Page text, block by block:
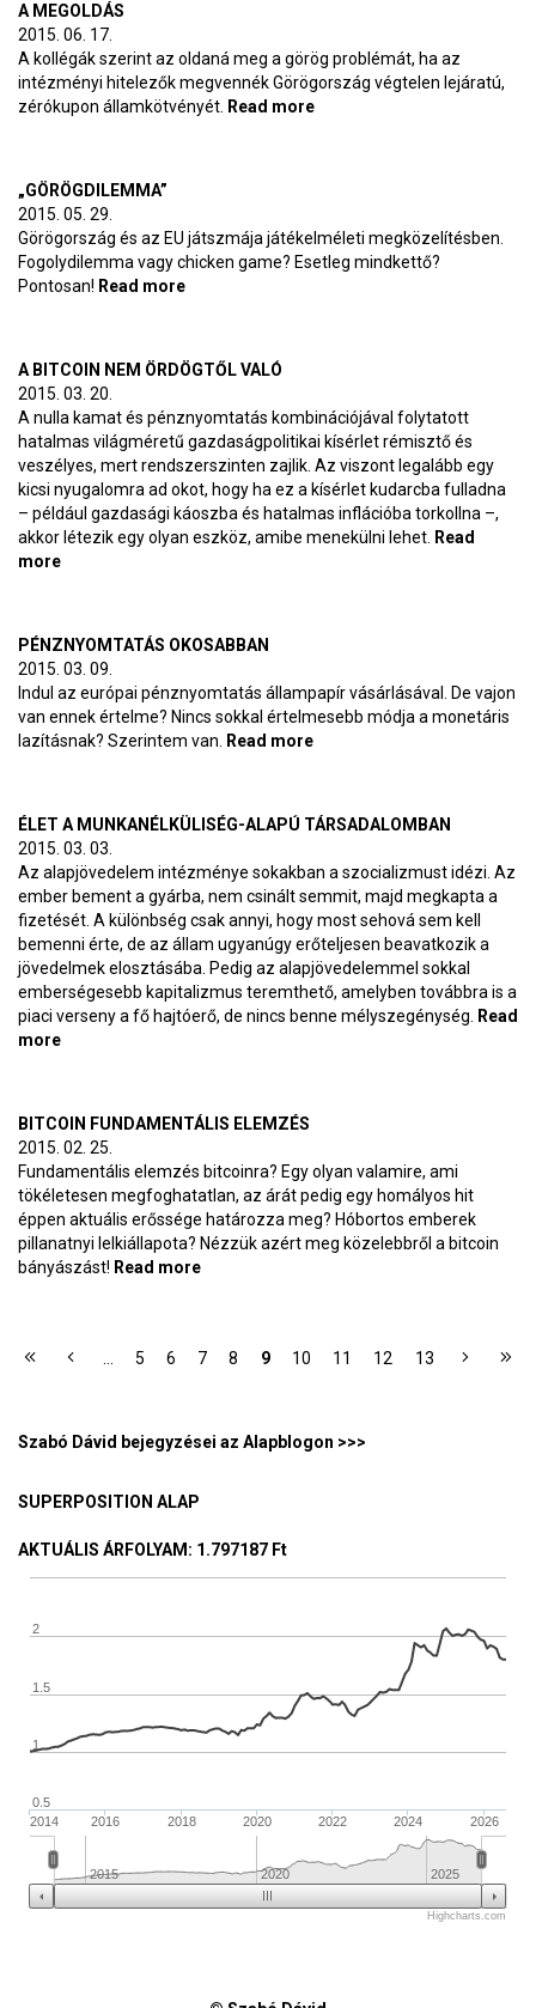
A MEGOLDÁS
2015. 06. 17.
A kollégák szerint az oldaná meg a görög problémát, ha az
intézményi hitelezők megvennék Görögország végtelen lejáratú,
zérókupon államkötvényét. Read more
„GÖRÖGDILEMMA”
2015. 05. 29.
Görögország és az EU játszmája játékelméleti megközelítésben.
Fogolydilemma vagy chicken game? Esetleg mindkettő?
Pontosan! Read more
A BITCOIN NEM ÖRDÖGTŐL VALÓ
2015. 03. 20.
A nulla kamat és pénznyomtatás kombinációjával folytatott
hatalmas világméretű gazdaságpolitikai kísérlet rémisztő és
veszélyes, mert rendszerszinten zajlik. Az viszont legalább egy
kicsi nyugalomra ad okot, hogy ha ez a kísérlet kudarcba fulladna
– például gazdasági káoszba és hatalmas inflációba torkollna –,
akkor létezik egy olyan eszköz, amibe menekülni lehet. Read
more
PÉNZNYOMTATÁS OKOSABBAN
2015. 03. 09.
Indul az európai pénznyomtatás állampapír vásárlásával. De vajon
van ennek értelme? Nincs sokkal értelmesebb módja a monetáris
lazításnak? Szerintem van.
Read more
ÉLET A MUNKANÉLKÜLISÉG-ALAPÚ TÁRSADALOMBAN
2015. 03. 03.
Az alapjövedelem intézménye sokakban a szocializmust idézi. Az
ember bement a gyárba, nem csinált semmit, majd megkapta a
fizetését. A különbség csak annyi, hogy most sehová sem kell
bemenni érte, de az állam ugyanúgy erőteljesen beavatkozik a
jövedelmek elosztásába. Pedig az alapjövedelemmel sokkal
emberségesebb kapitalizmus teremthető, amelyben továbbra is a
piaci verseny a fő hajtóerő, de nincs benne mélyszegénység.
Read
more
BITCOIN FUNDAMENTÁLIS ELEMZÉS
2015. 02. 25.
Fundamentális elemzés bitcoinra? Egy olyan valamire, ami
tökéletesen megfoghatatlan, az árát pedig egy homályos hit
éppen aktuális erőssége határozza meg? Hóbortos emberek
pillanatnyi lelkiállapota? Nézzük azért meg közelebbről a bitcoin
bányászást! Read more
OLDALAK 5 6 7 8 9 10 11 12 13
Szabó Dávid bejegyzései az Alapblogon >>>
SUPERPOSITION ALAP
AKTUÁLIS ÁRFOLYAM : 1.797187 Ft
2016 2018 2020 2022 2024 2026
2014
2015 2020 2025
1
1.5
2
0.5
Highcharts.com